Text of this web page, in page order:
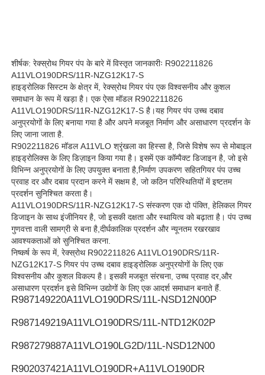
समाचार
मामले
उद्धरण मांगें
Rexroth हाइड्रोलिक पंप
पार्कर हाइड्रोलिक पंप
विकर्स हाइड्रोलिक पंप
रेक्स्रोथ फ़िल्टर सहायक उपकरण
शीर्षक: रेक्स्रोथ गियर पंप के बारे में विस्तृत जानकारीः R902211826
A11VLO190DRS/11R-NZG12K17-S
हाइड्रोलिक सिस्टम के क्षेत्र में, रेक्स्रोथ गियर पंप एक विश्वसनीय और कुशल
समाधान के रूप में खड़ा है। एक ऐसा मॉडल R902211826
A11VLO190DRS/11R-NZG12K17-S है।यह गियर पंप उच्च दबाव
अनुप्रयोगों के लिए बनाया गया है और अपने मजबूत निर्माण और असाधारण प्रदर्शन के
लिए जाना जाता है.
R902211826 मॉडल A11VLO श्रृंखला का हिस्सा है, जिसे विशेष रूप से मोबाइल
हाइड्रोलिक्स के लिए डिज़ाइन किया गया है। इसमें एक कॉम्पैक्ट डिजाइन है, जो इसे
विभिन्न अनुप्रयोगों के लिए उपयुक्त बनाता है,निर्माण उपकरण सहितगियर पंप उच्च
प्रवाह दर और दबाव प्रदान करने में सक्षम है, जो कठिन परिस्थितियों में इष्टतम
प्रदर्शन सुनिश्चित करता है।
A11VLO190DRS/11R-NZG12K17-S संस्करण एक दो पंक्ति, हेलिकल गियर
डिजाइन के साथ इंजीनियर है, जो इसकी दक्षता और स्थायित्व को बढ़ाता है। पंप उच्च
गुणवत्ता वाली सामग्री से बना है,दीर्घकालिक प्रदर्शन और न्यूनतम रखरखाव
आवश्यकताओं को सुनिश्चित करना.
निष्कर्ष के रूप में, रेक्स्रोथ R902211826 A11VLO190DRS/11R-
NZG12K17-S गियर पंप उच्च दबाव हाइड्रोलिक अनुप्रयोगों के लिए एक
विश्वसनीय और कुशल विकल्प है। इसकी मजबूत संरचना, उच्च प्रवाह दर,और
असाधारण प्रदर्शन इसे विभिन्न उद्योगों के लिए एक आदर्श समाधान बनाते हैं.
R987149220A11VLO190DRS/11L-NSD12N00P
R987149219A11VLO190DRS/11L-NTD12K02P
R987279887A11VLO190LG2D/11L-NSD12N00
R902037421A11VLO190DR+A11VLO190DR